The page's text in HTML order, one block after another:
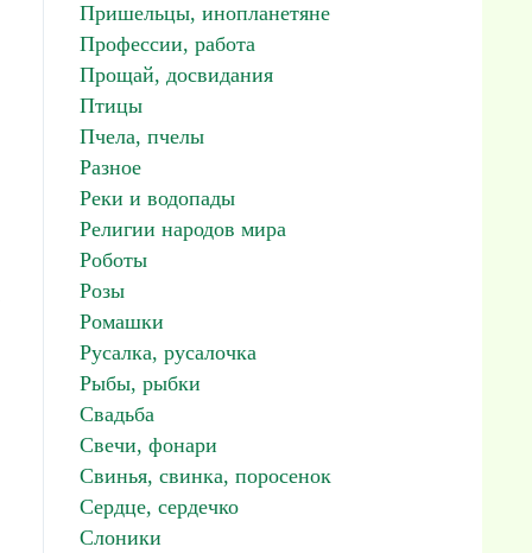
Пришельцы, инопланетяне
Профессии, работа
Прощай, досвидания
Птицы
Пчела, пчелы
Разное
Реки и водопады
Религии народов мира
Роботы
Розы
Ромашки
Русалка, русалочка
Рыбы, рыбки
Свадьба
Свечи, фонари
Свинья, свинка, поросенок
Сердце, сердечко
Слоники